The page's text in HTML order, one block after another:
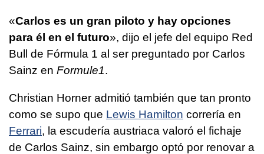
«Carlos es un gran piloto y hay opciones
para él en el futuro», dijo el jefe del equipo Red
Bull de Fórmula 1 al ser preguntado por Carlos
Sainz en Formule1.
Christian Horner admitió también que tan pronto
como se supo que Lewis Hamilton correría en
Ferrari, la escudería austriaca valoró el fichaje
de Carlos Sainz, sin embargo optó por renovar a